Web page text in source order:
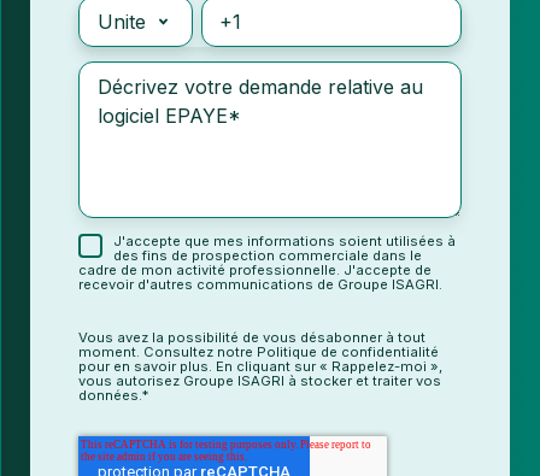
J'accepte que mes informations soient utilisées à
des fins de prospection commerciale dans le
cadre de mon activité professionnelle. J'accepte de
recevoir d'autres communications de Groupe ISAGRI.
Vous avez la possibilité de vous désabonner à tout
moment. Consultez notre Politique de confidentialité
pour en savoir plus. En cliquant sur « Rappelez-moi »,
vous autorisez Groupe ISAGRI à stocker et traiter vos
données.*